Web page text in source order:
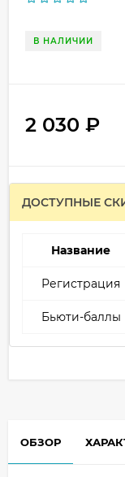
В НАЛИЧИИ
2 030 ₽
ДОСТУПНЫЕ
Название
Регистрация
Бьюти-баллы
ОБЗОР